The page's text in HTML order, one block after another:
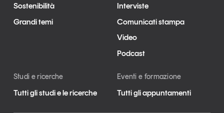
Sostenibilità
Grandi temi
Interviste
Comunicati stampa
Video
Podcast
Studi e ricerche
Tutti gli studi e le ricerche
Eventi e formazione
Tutti gli appuntamenti